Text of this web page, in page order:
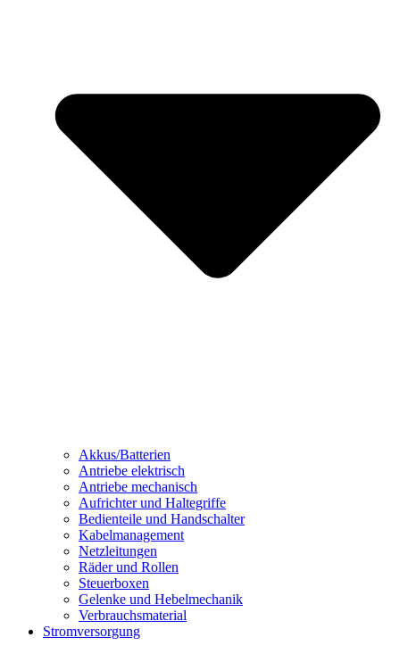
Akkus/Batterien
Antriebe elektrisch
Antriebe mechanisch
Aufrichter und Haltegriffe
Bedienteile und Handschalter
Kabelmanagement
Netzleitungen
Räder und Rollen
Steuerboxen
Gelenke und Hebelmechanik
Verbrauchsmaterial
Stromversorgung